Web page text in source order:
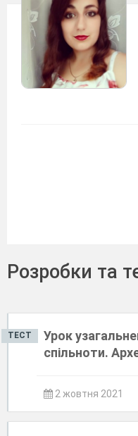
Розробки та
ТЕСТ
Урок
спільноти.
2 жовтня 2021